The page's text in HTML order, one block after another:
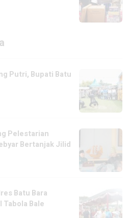
Putri, Bupati Batu
Pelestarian
Bertanjak Jilid
Batu Bara
Tabola Bale